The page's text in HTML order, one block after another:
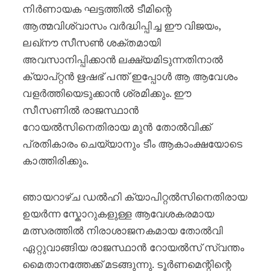
നിർണായക ഘട്ടത്തിൽ ടീമിന്റെ
ആത്മവിശ്വാസം വർദ്ധിപ്പിച്ച ഈ വിജയം,
ലഖ്‌നൗ സീസൺ ശക്തമായി
അവസാനിപ്പിക്കാൻ ലക്ഷ്യമിടുന്നതിനാൽ
ക്യാപ്റ്റൻ ഋഷഭ് പന്ത് ഇപ്പോൾ ആ ആവേശം
വളർത്തിയെടുക്കാൻ ശ്രമിക്കും. ഈ
സീസണിൽ രാജസ്ഥാൻ
റോയൽസിനെതിരായ മുൻ തോൽവിക്ക്
പ്രതികാരം ചെയ്യാനും ടീം ആകാംക്ഷയോടെ
കാത്തിരിക്കും.
ഞായറാഴ്ച ഡൽഹി ക്യാപിറ്റൽസിനെതിരായ
ഉയർന്ന സ്കോറുകളുള്ള ആവേശകരമായ
മത്സരത്തിൽ നിരാശാജനകമായ തോൽവി
ഏറ്റുവാങ്ങിയ രാജസ്ഥാൻ റോയൽസ് സ്വന്തം
മൈതാനത്തേക്ക് മടങ്ങുന്നു. ടൂർണമെന്റിന്റെ